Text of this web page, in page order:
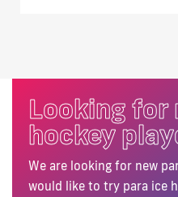
Looking for
hockey
We are looking for new
would like to try para ice